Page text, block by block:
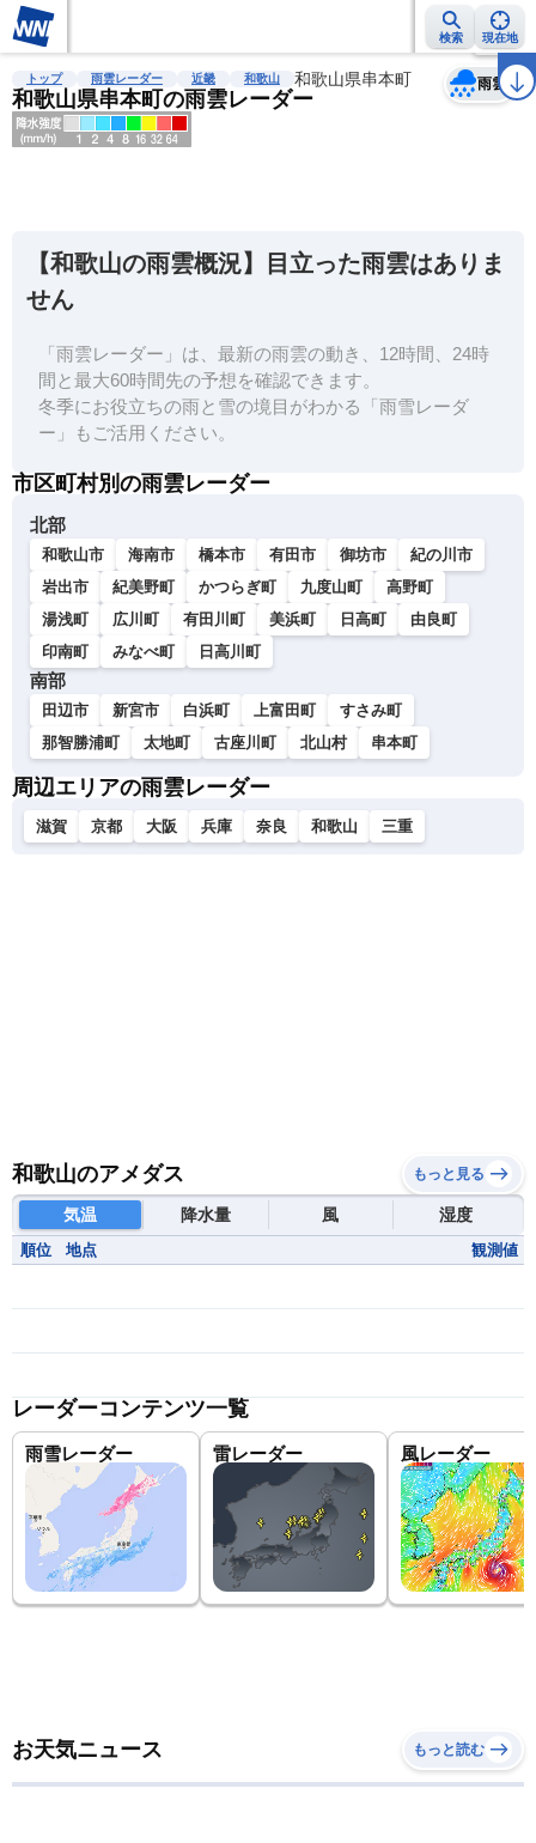
検索 現在地
雨雲レーダー 台風情報 地震情報 警報・注意報 2週間天気 ラ
トップ 雨雲レーダー 近畿 和歌山 和歌山県串本町
和歌山県串本町の雨雲レーダー
雨雲
天気 台風
【和歌山の雨雲概況】目立った雨雲はありま
せん
「雨雲レーダー」は、最新の雨雲の動き、12時間、24時
間と最大60時間先の予想を確認できます。
冬季にお役立ちの雨と雪の境目がわかる「雨雪レーダ
ー」もご活用ください。
市区町村別の雨雲レーダー
北部
和歌山市 海南市 橋本市 有田市 御坊市
紀の川市
岩出市
紀美野町 かつらぎ町 九度山町
高野町
湯浅町
広川町 有田川町 美浜町 日高町
由良町
印南町
みなべ町 日高川町
南部
田辺市 新宮市 白浜町 上富田町
すさみ町
那智勝浦町
太地町 古座川町 北山村 串本町
周辺エリアの雨雲レーダー
滋賀 京都 大阪 兵庫 奈良 和歌山 三重
和歌山のアメダス もっと見る
気温 降水量 風 湿度
順位 地点 観測値
レーダーコンテンツ一覧
雨雪レーダー 雷レーダー 風レーダー
お天気ニュース もっと読む